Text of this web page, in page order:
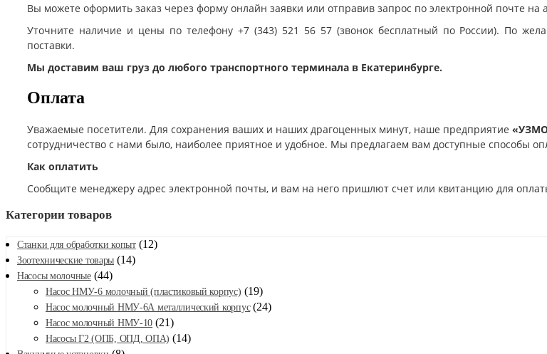
Вы можете оформить заказ через форму онлайн заявки или отправив запрос по электронной почте на
Уточните наличие и цены по телефону +7 (343) 521 56 57 (звонок бесплатный по России). По
поставки.
Мы доставим ваш груз до любого транспортного терминала в Екатеринбурге.
Оплата
Уважаемые посетители. Для сохранения ваших и наших драгоценных минут, наше предприятие
сотрудничество с нами было, наиболее приятное и удобное. Мы предлагаем вам доступные способы
Как оплатить
Сообщите менеджеру адрес электронной почты, и вам на него пришлют счет или квитанцию для
Категории товаров
Станки для обработки копыт (12)
Зоотехнические товары (14)
Насосы молочные (44)
Насос НМУ-6 молочный (пластиковый корпус) (19)
Насос молочный НМУ-6А металлический корпус (24)
Насос молочный НМУ-10 (21)
Насосы Г2 (ОПБ, ОПД, ОПА) (14)